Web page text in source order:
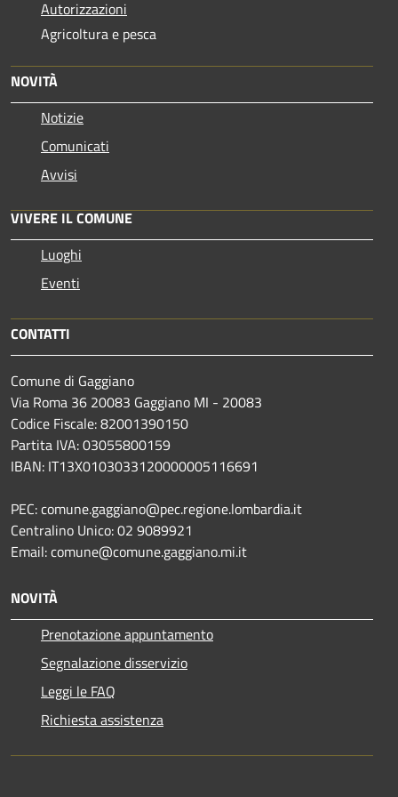
Autorizzazioni
Agricoltura e pesca
NOVITÀ
Notizie
Comunicati
Avvisi
VIVERE IL COMUNE
Luoghi
Eventi
CONTATTI
Comune di Gaggiano
Via Roma 36 20083 Gaggiano MI - 20083
Codice Fiscale: 82001390150
Partita IVA: 03055800159
IBAN: IT13X0103033120000005116691
PEC: comune.gaggiano@pec.regione.lombardia.it
Centralino Unico: 02 9089921
Email: comune@comune.gaggiano.mi.it
NOVITÀ
Prenotazione appuntamento
Segnalazione disservizio
Leggi le FAQ
Richiesta assistenza